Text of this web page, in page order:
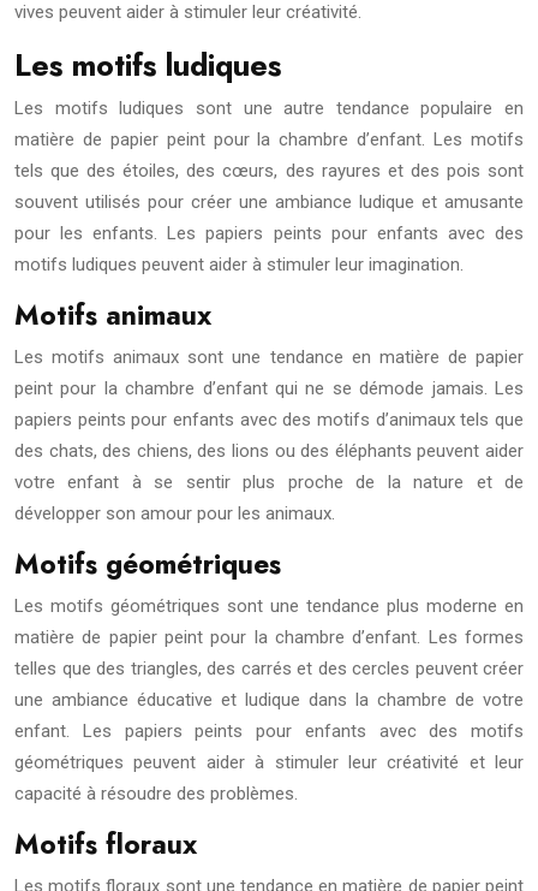
vives peuvent aider à stimuler leur créativité.
Les motifs ludiques
Les motifs ludiques sont une autre tendance populaire en
matière de papier peint pour la chambre d’enfant. Les motifs
tels que des étoiles, des cœurs, des rayures et des pois sont
souvent utilisés pour créer une ambiance ludique et amusante
pour les enfants. Les papiers peints pour enfants avec des
motifs ludiques peuvent aider à stimuler leur imagination.
Motifs animaux
Les motifs animaux sont une tendance en matière de papier
peint pour la chambre d’enfant qui ne se démode jamais. Les
papiers peints pour enfants avec des motifs d’animaux tels que
des chats, des chiens, des lions ou des éléphants peuvent aider
votre enfant à se sentir plus proche de la nature et de
développer son amour pour les animaux.
Motifs géométriques
Les motifs géométriques sont une tendance plus moderne en
matière de papier peint pour la chambre d’enfant. Les formes
telles que des triangles, des carrés et des cercles peuvent créer
une ambiance éducative et ludique dans la chambre de votre
enfant. Les papiers peints pour enfants avec des motifs
géométriques peuvent aider à stimuler leur créativité et leur
capacité à résoudre des problèmes.
Motifs floraux
Les motifs floraux sont une tendance en matière de papier peint